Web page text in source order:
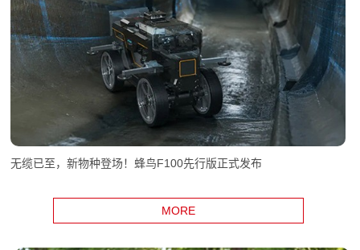
无缆已至，新物种登场！蜂鸟F100先行版正式发布
MORE